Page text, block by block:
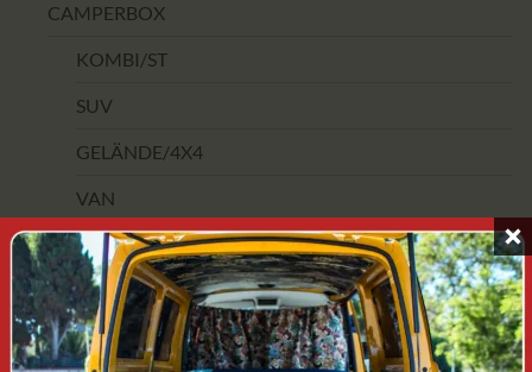
CAMPERBOX
KOMBI/ST
SUV
GELÄNDE/4X4
VAN
MOBILE KÜCHE
OUTLET
Einzelnes Ergebnis wird angezeigt